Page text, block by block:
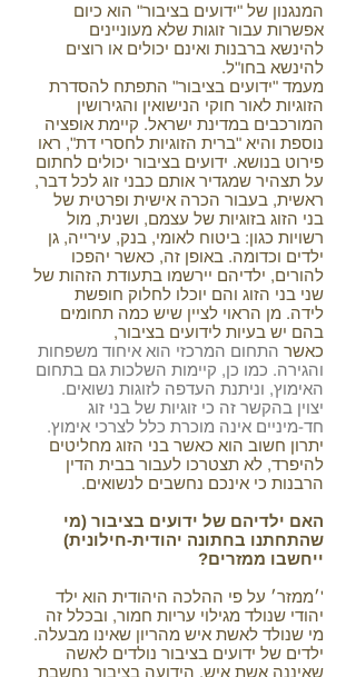
המנגנון של "ידועים בציבור" הוא כיום
אפשרות עבור זוגות שלא מעוניינים
להינשא ברבנות ואינם יכולים או רוצים
להינשא בחו"ל.
מעמד "ידועים בציבור" התפתח להסדרת
הזוגיות לאור חוקי הנישואין והגירושין
המורכבים במדינת ישראל. קיימת אופציה
נוספת והיא "ברית הזוגיות לחסרי דת", ראו
פירוט בנושא. ידועים בציבור יכולים לחתום
על תצהיר שמגדיר אותם כבני זוג לכל דבר,
ראשית, בעבור הכרה אישית ופרטית של
בני הזוג בזוגיות של עצמם, ושנית, מול
רשויות כגון: ביטוח לאומי, בנק, עירייה, גן
ילדים וכדומה. באופן זה, כאשר יהפכו
להורים, ילדיהם יירשמו בתעודת הזהות של
שני בני הזוג והם יוכלו לחלוק חופשת
לידה. מן הראוי לציין שיש כמה תחומים
בהם יש בעיות לידועים בציבור,
כאשר התחום המרכזי הוא איחוד משפחות
והגירה. כמו כן, קיימות השלכות גם בתחום
האימוץ, וניתנת העדפה לזוגות נשואים.
יצוין בהקשר זה כי זוגיות של בני זוג
חד-מיניים אינה מוכרת כלל לצרכי אימוץ.
יתרון חשוב הוא כאשר בני הזוג מחליטים
להיפרד, לא תצטרכו לעבור בבית הדין
הרבנות כי אינכם נחשבים לנשואים.
האם ילדיהם של ידועים בציבור (מי
שהתחתנו בחתונה יהודית-חילונית)
ייחשבו ממזרים?
'׳ממזר׳ על פי ההלכה היהודית הוא ילד
יהודי שנולד מגילוי עריות חמור, ובכלל זה
מי שנולד לאשת איש מהריון שאינו מבעלה.
ילדים של ידועים בציבור נולדים לאשה
שאיננה אשת איש. הידועה בציבור נחשבת